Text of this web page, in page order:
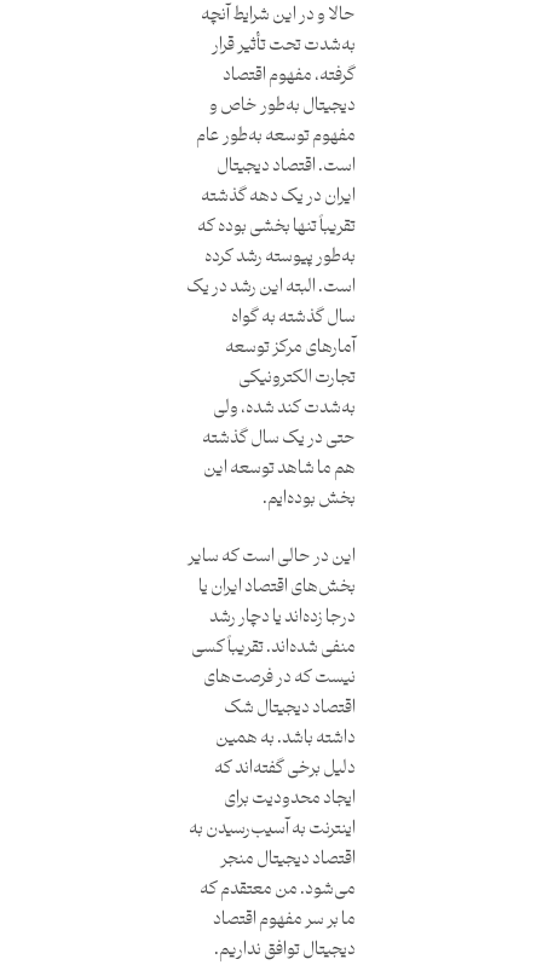
حالا و در این شرایط آنچه
به‌شدت تحت تأثیر قرار
گرفته، مفهوم اقتصاد
دیجیتال به‌طور خاص و
مفهوم توسعه به‌طور عام
است. اقتصاد دیجیتال
ایران در یک دهه گذشته
تقریباً تنها بخشی بوده که
به‌طور پیوسته رشد کرده
است. البته این رشد در یک
سال گذشته به گواه
آمارهای مرکز توسعه
تجارت الکترونیکی
به‌شدت کند شده، ولی
حتی در یک سال گذشته
هم ما شاهد توسعه این
بخش بوده‌ایم.
این در حالی است که سایر
بخش‌های اقتصاد ایران یا
درجا زده‌اند یا دچار رشد
منفی شده‌اند. تقریباً کسی
نیست که در فرصت‌های
اقتصاد دیجیتال شک
داشته باشد. به همین
دلیل برخی گفته‌اند که
ایجاد محدودیت برای
اینترنت به آسیب‌رسیدن به
اقتصاد دیجیتال منجر
می‌شود. من معتقدم که
ما بر سر مفهوم اقتصاد
دیجیتال توافق نداریم.